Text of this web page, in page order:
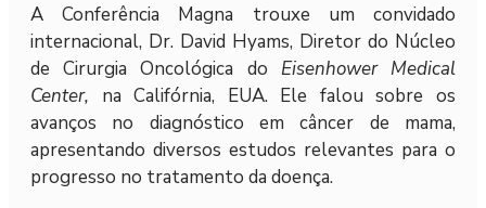
A Conferência Magna trouxe um convidado
internacional, Dr. David Hyams, Diretor do Núcleo
de Cirurgia Oncológica do Eisenhower Medical
Center, na Califórnia, EUA. Ele falou sobre os
avanços no diagnóstico em câncer de mama,
apresentando diversos estudos relevantes para o
progresso no tratamento da doença.